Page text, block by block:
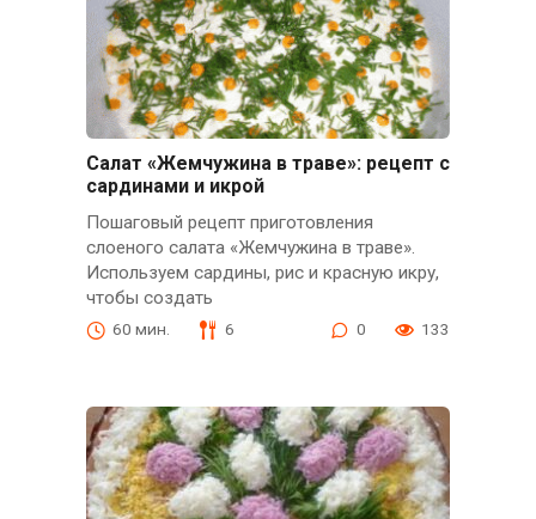
Салат «Жемчужина в траве»: рецепт с
сардинами и икрой
Пошаговый рецепт приготовления
слоеного салата «Жемчужина в траве».
Используем сардины, рис и красную икру,
чтобы создать
60 мин. 6 0 133